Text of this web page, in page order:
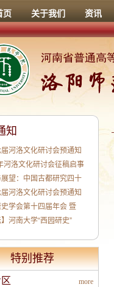
页 关于我们 资讯
知
河洛文化研讨会预通知
河洛文化研讨会征稿启事
展望：中国古都研究四十
河洛文化研讨会预通知
史学会第十四届年会 暨
】河南大学“西园研史”
特别推荐
more